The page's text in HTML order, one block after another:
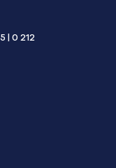
| 0 212